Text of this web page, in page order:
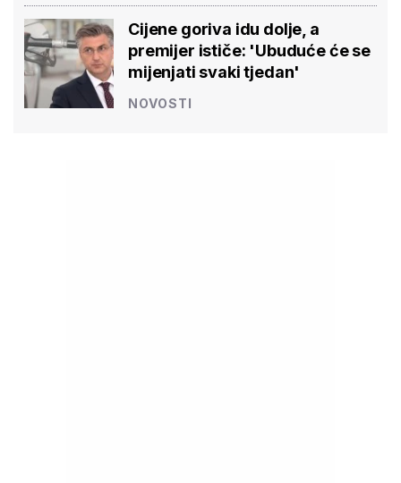
Cijene goriva idu dolje, a
premijer ističe: 'Ubuduće će se
mijenjati svaki tjedan'
NOVOSTI